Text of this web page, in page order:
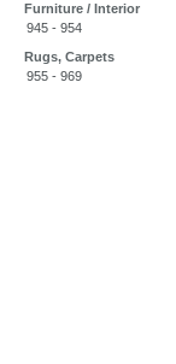
Furniture / Interior
945 - 954
Rugs, Carpets
955 - 969